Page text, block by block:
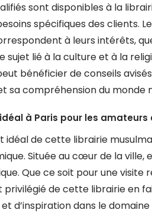
sont disponibles à la
spécifiques des clients.
à leurs intérêts,
sujet lié à la culture et à la
bénéficier de conseils
sa compréhension du monde
à Paris pour les
idéal de cette librairie
Située au cœur de la ville,
Que ce soit pour une
privilégié de cette librairie en
d’inspiration dans le